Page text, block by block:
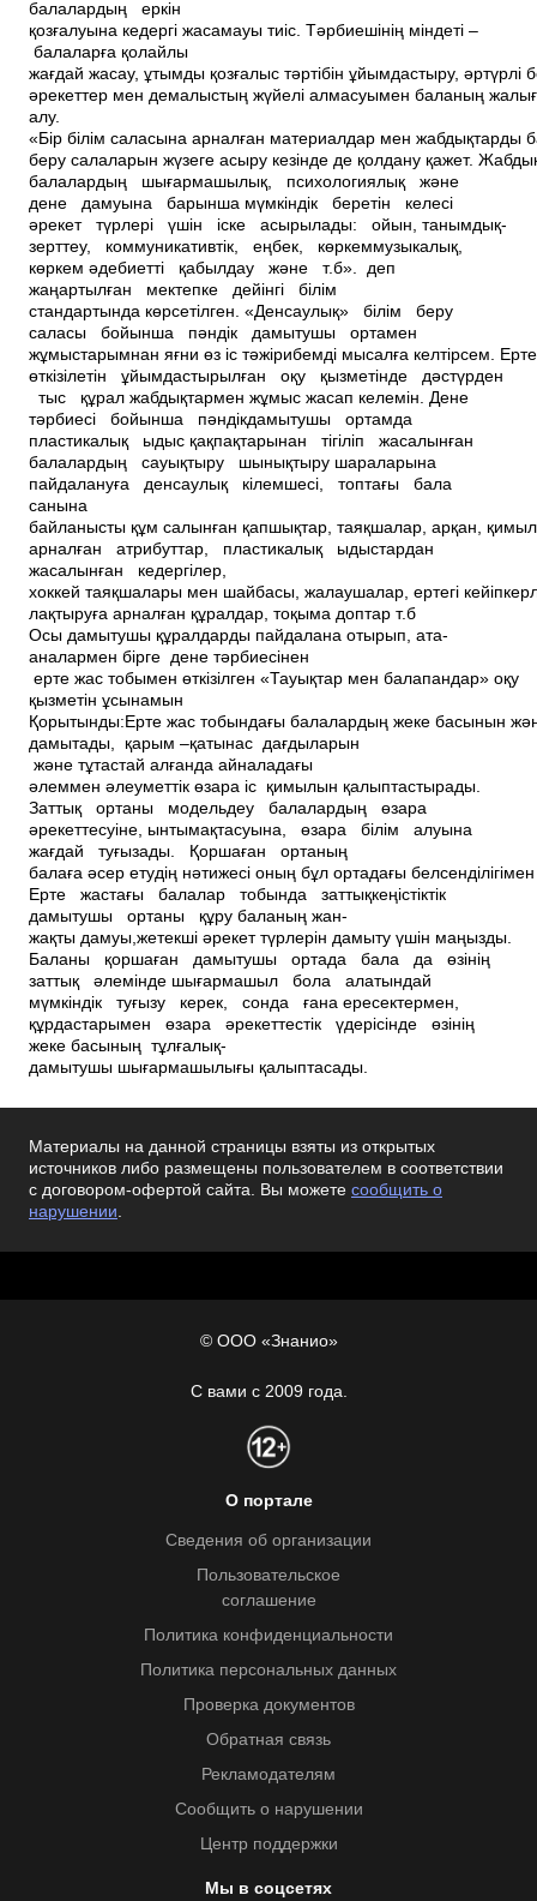
Материалы на данной страницы взяты из открытых
источников либо размещены пользователем в соответствии
с договором-офертой сайта. Вы можете сообщить о
нарушении.
© ООО «Знанио»
С вами с 2009 года.
О портале
Сведения об организации
Пользовательское
соглашение
Политика конфиденциальности
Политика персональных данных
Проверка документов
Обратная связь
Рекламодателям
Сообщить о нарушении
Центр поддержки
Мы в соцсетях